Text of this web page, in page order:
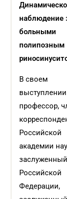
наблюдение
больными
полипозным
В своем
профессор,
Российской
академии
Российской
Федерации,